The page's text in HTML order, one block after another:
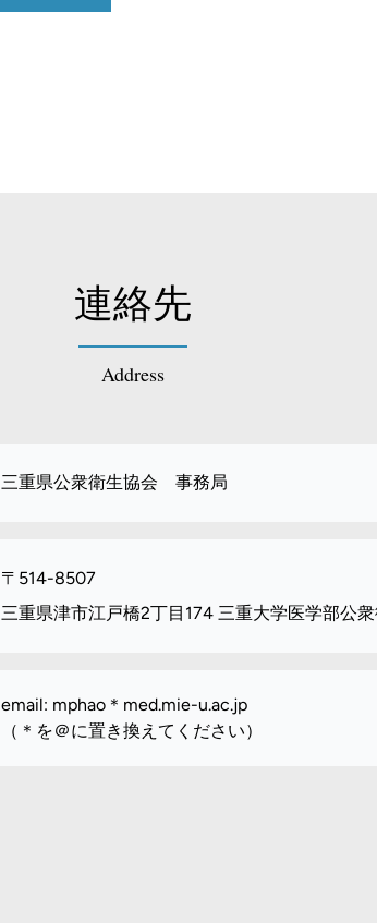
連絡先
Address
三重県公衆衛生協会 事務局
〒514-8507
三重県津市江戸橋2丁目174三重大学医学部公
email: mphao＊med.mie-u.ac.jp
（＊を＠に置き換えてください）